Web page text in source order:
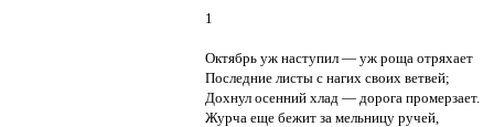
1
Октябрь уж наступил — уж роща отряхает
Последние листы с нагих своих ветвей;
Дохнул осенний хлад — дорога промерзает.
Журча еще бежит за мельницу ручей,